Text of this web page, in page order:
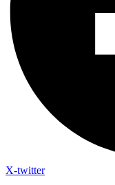
X-twitter